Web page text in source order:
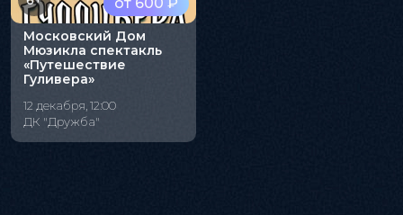
от 600 ₽
Московский Дом
Мюзикла спектакль
«Путешествие
Гуливера»
12 декабря, 12:00
ДК "Дружба"